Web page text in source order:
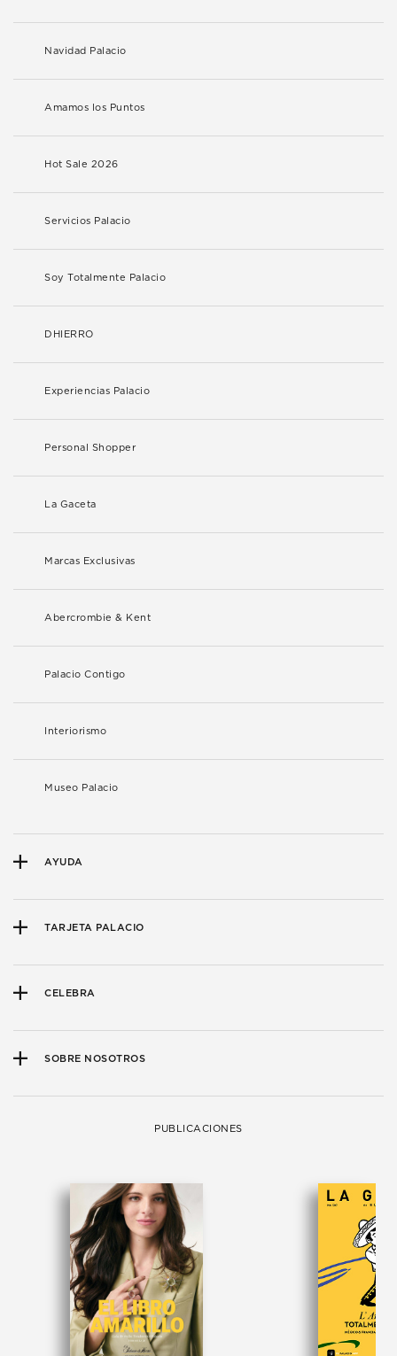
Navidad Palacio
Amamos los Puntos
Hot Sale 2026
Servicios Palacio
Soy Totalmente Palacio
DHIERRO
Experiencias Palacio
Personal Shopper
La Gaceta
Marcas Exclusivas
Abercrombie & Kent
Palacio Contigo
Interiorismo
Museo Palacio
AYUDA
TARJETA PALACIO
CELEBRA
SOBRE NOSOTROS
PUBLICACIONES